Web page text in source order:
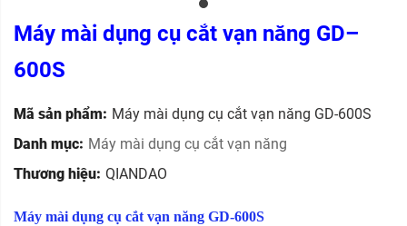
Máy mài dụng cụ cắt vạn năng GD–
600S
Mã sản phẩm: Máy mài dụng cụ cắt vạn năng GD-600S
Danh mục: Máy mài dụng cụ cắt vạn năng
Thương hiệu: QIANDAO
Máy mài dụng cụ cắt vạn năng GD-600S